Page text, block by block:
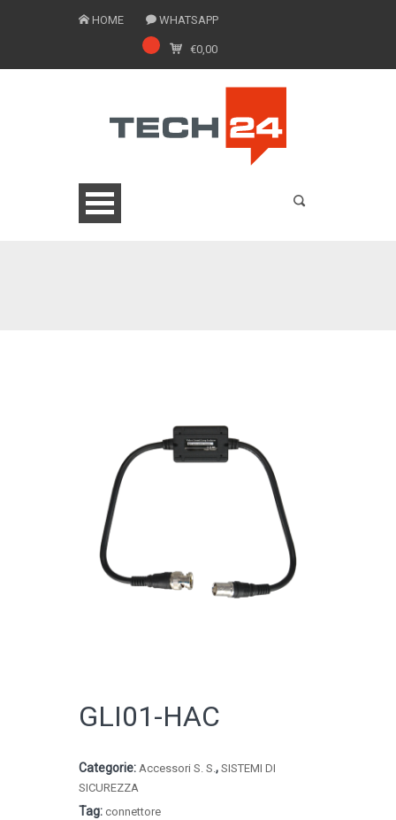
HOME WHATSAPP
€0,00
CATALOGO ONLINE
GLI01-HAC
Categorie: Accessori S. S., SISTEMI DI
SICUREZZA
Tag: connettore